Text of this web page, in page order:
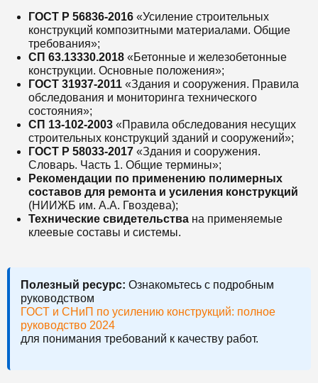
ГОСТ Р 56836-2016 «Усиление строительных
конструкций композитными материалами. Общие
требования»;
СП 63.13330.2018 «Бетонные и железобетонные
конструкции. Основные положения»;
ГОСТ 31937-2011 «Здания и сооружения. Правила
обследования и мониторинга технического
состояния»;
СП 13-102-2003 «Правила обследования несущих
строительных конструкций зданий и сооружений»;
ГОСТ Р 58033-2017 «Здания и сооружения.
Словарь. Часть 1. Общие термины»;
Рекомендации по применению полимерных
составов для ремонта и усиления конструкций
(НИИЖБ им. А.А. Гвоздева);
Технические свидетельства на применяемые
клеевые составы и системы.
Полезный ресурс: Ознакомьтесь с подробным
руководством
ГОСТ и СНиП по усилению конструкций: полное
руководство 2024
для понимания требований к качеству работ.